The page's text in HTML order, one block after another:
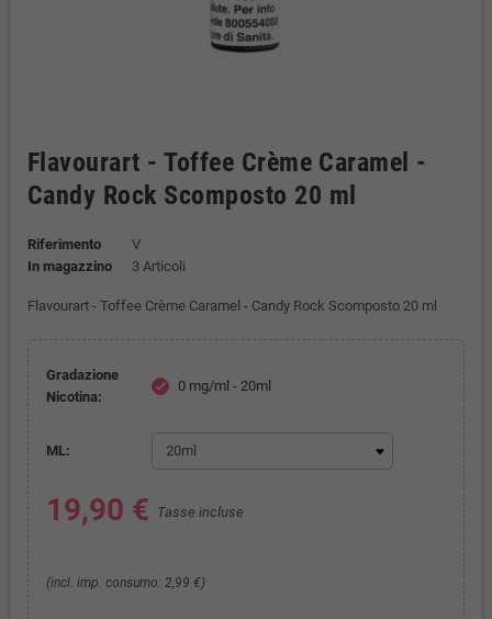
Flavourart - Toffee Crème Caramel -
Candy Rock Scomposto 20 ml
Riferimento
V
In magazzino
3 Articoli
Flavourart - Toffee Crème Caramel - Candy Rock Scomposto 20 ml
Gradazione
Nicotina:
check 0 mg/ml - 20ml
ML:
19,90 € Tasse incluse
(incl. imp. consumo: 2,99 €)